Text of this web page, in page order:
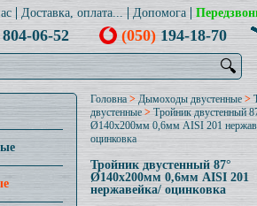
Доставка, оплата... Допомога
06-52 (050)194-18-70
🔍
Головна > Дымоходы двустенные >
двустенные>Тройник двустенный
Ø140x200мм 0,6мм AISI 201
оцинковка
Тройник двустенный 87°
Ø140x200мм 0,6мм AISI 201
нержавейка/ оцинковка